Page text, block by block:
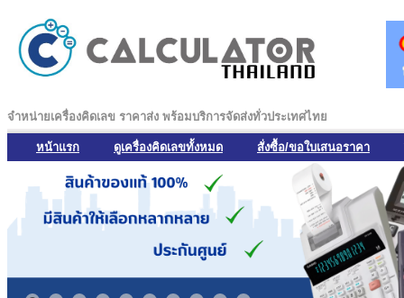
จำหน่ายเครื่องคิดเลข ราคาส่ง พร้อมบริการจัดส่งทั่วประเทศไทย
หน้าแรก ดูเครื่องคิดเลขทั้งหมด สั่งซื้อ/ขอใบเสนอราคา